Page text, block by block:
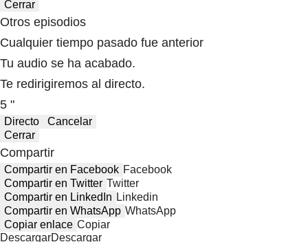
Cerrar
Otros episodios
Cualquier tiempo pasado fue anterior
Tu audio se ha acabado.
Te redirigiremos al directo.
5 "
Directo
Cancelar
Cerrar
Compartir
Compartir en Facebook Facebook
Compartir en Twitter Twitter
Compartir en LinkedIn Linkedin
Compartir en WhatsApp WhatsApp
Copiar enlace Copiar
DescargarDescargar